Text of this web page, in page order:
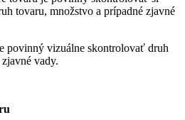
tovaru, množstvo a prípadné zjavné
povinný vizuálne skontrolovať druh
vady.